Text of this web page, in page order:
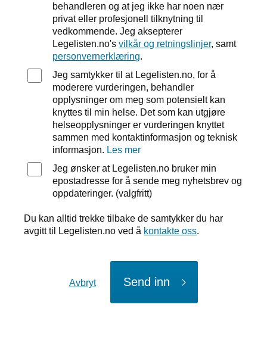
behandleren og at jeg ikke har noen nær
privat eller profesjonell tilknytning til
vedkommende. Jeg aksepterer
Legelisten.no'svilkår og retningslinjer, samt
personvernerklæring.
Jeg samtykker til at Legelisten.no, for å
moderere vurderingen, behandler
opplysninger om meg som potensielt kan
knyttes til min helse. Det som kan utgjøre
helseopplysninger er vurderingen knyttet
sammen med kontaktinformasjon og teknisk
informasjon. Les mer
Jeg ønsker at Legelisten.no bruker min
epostadresse for å sende meg nyhetsbrev og
oppdateringer. (valgfritt)
Du kan alltid trekke tilbake de samtykker du har
avgitt til Legelisten.no ved å kontakte oss.
Avbryt Send inn